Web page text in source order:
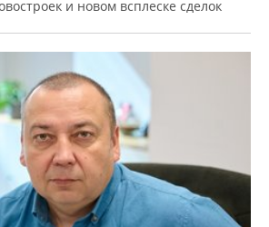
и новом всплеске сделок